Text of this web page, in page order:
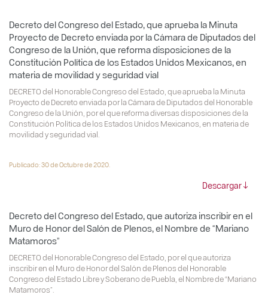
Decreto del Congreso del Estado, que aprueba la Minuta
Proyecto de Decreto enviada por la Cámara de Diputados del
Congreso de la Unión, que reforma disposiciones de la
Constitución Política de los Estados Unidos Mexicanos, en
materia de movilidad y seguridad vial
DECRETO del Honorable Congreso del Estado, que aprueba la Minuta
Proyecto de Decreto enviada por la Cámara de Diputados del Honorable
Congreso de la Unión, por el que reforma diversas disposiciones de la
Constitución Política de los Estados Unidos Mexicanos, en materia de
movilidad y seguridad vial.
Publicado: 30 de Octubre de 2020.
Descargar
Decreto del Congreso del Estado, que autoriza inscribir en el
Muro de Honor del Salón de Plenos, el Nombre de “Mariano
Matamoros”
DECRETO del Honorable Congreso del Estado, por el que autoriza
inscribir en el Muro de Honor del Salón de Plenos del Honorable
Congreso del Estado Libre y Soberano de Puebla, el Nombre de “Mariano
Matamoros”.